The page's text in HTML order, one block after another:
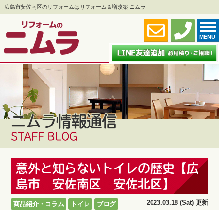
広島市安佐南区のリフォームはリフォーム＆増改築 ニムラ
MENU
ニムラ情報通信
STAFF BLOG
意外と知らないトイレの歴史【広
島市 安佐南区 安佐北区】
商品紹介・コラム トイレ ブログ 2023.03.18 (Sat) 更新